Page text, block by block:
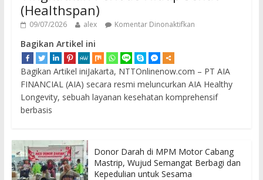
(Healthspan)
09/07/2026 alex Komentar Dinonaktifkan
Bagikan Artikel ini
Bagikan Artikel iniJakarta, NTTOnlinenow.com – PT AIA
FINANCIAL (AIA) secara resmi meluncurkan AIA Healthy
Longevity, sebuah layanan kesehatan komprehensif
berbasis
Donor Darah di MPM Motor Cabang
Mastrip, Wujud Semangat Berbagi dan
Kepedulian untuk Sesama